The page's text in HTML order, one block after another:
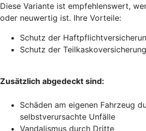
Diese Variante ist empfehlenswert,
oder neuwertig ist. Ihre Vorteile:
Schutz der
Schutz der Teilkaskoversicherung
Zusätzlich abgedeckt sind:
Schäden am eigenen Fahrzeug
selbstverursachte Unfälle
Vandalismus durch Dritte